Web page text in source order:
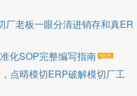
厂老板一眼分清进销存和真ER
化SOP完整编写指南
点晴模切ERP破解模切厂工